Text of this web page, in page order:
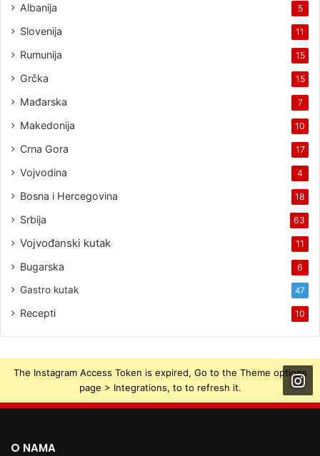
Albanija 5
Slovenija 11
Rumunija 15
Grčka 15
Mađarska 7
Makedonija 10
Crna Gora 17
Vojvodina 4
Bosna i Hercegovina 18
Srbija 63
Vojvođanski kutak 11
Bugarska 6
Gastro kutak 47
Recepti 10
The Instagram Access Token is expired, Go to the Theme options
page > Integrations, to to refresh it.
O NAMA